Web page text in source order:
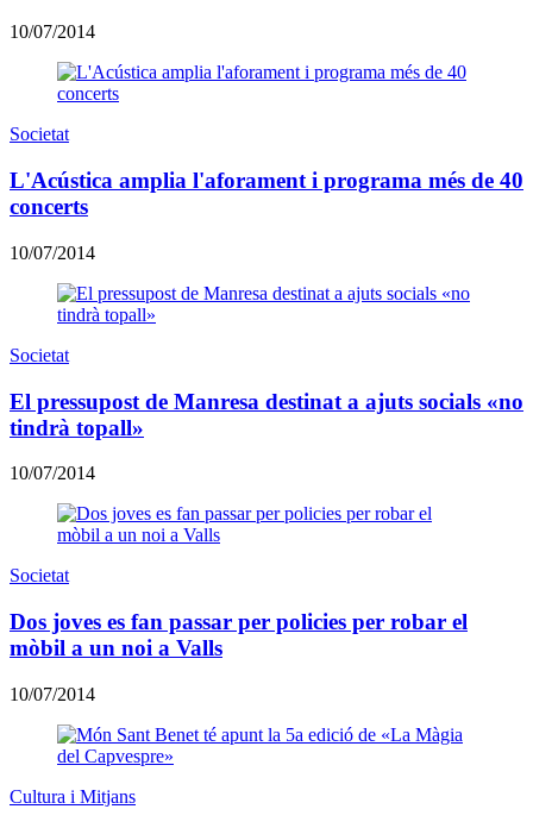
10/07/2014
Societat
L'Acústica amplia l'aforament i programa més de 40
concerts
10/07/2014
Societat
El pressupost de Manresa destinat a ajuts socials «no
tindrà topall»
10/07/2014
Societat
Dos joves es fan passar per policies per robar el
mòbil a un noi a Valls
10/07/2014
Cultura i Mitjans